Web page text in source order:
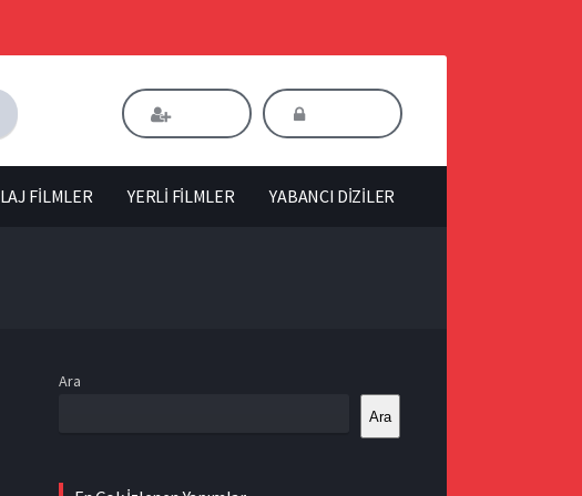
FİLMLER YERLİ FİLMLER YABANCI DİZİLER
Ara
Ara